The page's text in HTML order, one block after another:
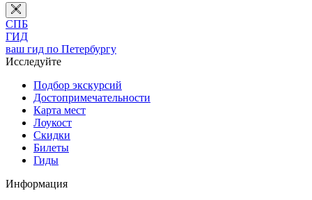
СПБ
ГИД
ваш гид по Петербургу
Исследуйте
Подбор экскурсий
Достопримечательности
Карта мест
Лоукост
Скидки
Билеты
Гиды
Информация